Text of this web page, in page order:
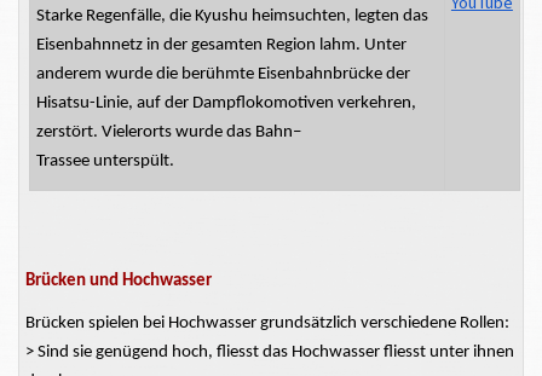
Starke Regenfälle, die Kyushu heimsuchten, legten das
Eisenbahnnetz in der gesamten Region lahm. Unter
anderem wurde die berühmte Eisenbahnbrücke der
Hisatsu-Linie, auf der Dampflokomotiven verkehren,
zerstört. Vielerorts wurde das Bahn–
Trasseeunterspült.
Brücken und Hochwasser
Brücken spielen bei Hochwasser grundsätzlich verschiedene Rollen:
> Sind sie genügend hoch, fliesst das Hochwasser fliesst unter ihnen